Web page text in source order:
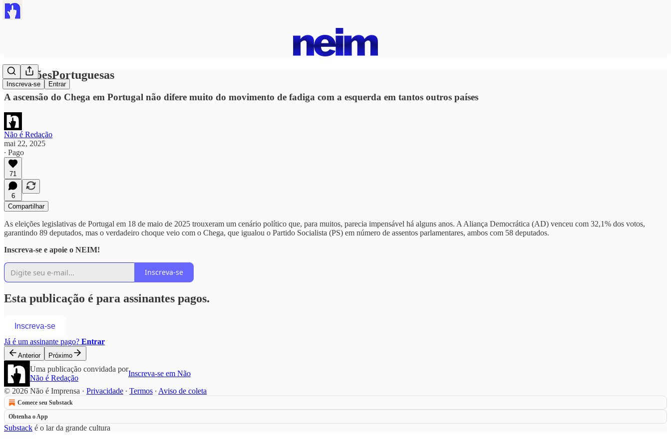
Inscreva-se Entrar
#EleiçõesPortuguesas
A ascensão do Chega em Portugal não difere muito do movimento de fadiga com a esquerda em tantos outros países
Não é Redação
mai 22, 2025
∙ Pago
71
6
Compartilhar
As eleições legislativas de Portugal em 18 de maio de 2025 trouxeram um cenário político que, para muitos, parecia impensável há alguns anos. A Aliança Democrática (AD) venceu com 32,1% dos votos,
garantindo 89 deputados, mas o verdadeiro choque veio com o Chega, que igualou o Partido Socialista (PS) em número de assentos parlamentares, ambos com 58 deputados.
Inscreva-se e apoie o NEIM!
Inscreva-se
Esta publicação é para assinantes pagos.
Inscreva-se
Já é um assinante pago? Entrar
Anterior Próximo
Uma publicação convidada por
Não é Redação
Inscreva-se em Não
© 2026 Não é Imprensa · Privacidade ∙ Termos ∙ Aviso de coleta
Comece seu Substack
Obtenha o App
Substack é o lar da grande cultura